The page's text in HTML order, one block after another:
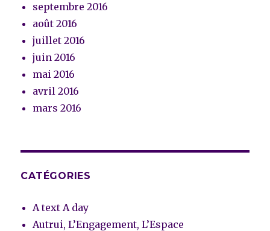
septembre 2016
août 2016
juillet 2016
juin 2016
mai 2016
avril 2016
mars 2016
CATÉGORIES
A text A day
Autrui, L’Engagement, L’Espace